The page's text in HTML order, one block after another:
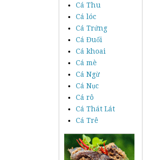
Cá Thu
Cá lóc
Cá Trứng
Cá Đuối
Cá khoai
Cá mè
Cá Ngừ
Cá Nục
Cá rô
Cá Thát Lát
Cá Trê